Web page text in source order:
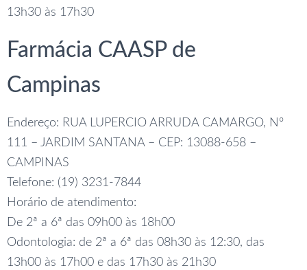
13h30 às 17h30
Farmácia CAASP de
Campinas
Endereço: RUA LUPERCIO ARRUDA CAMARGO, Nº
111 – JARDIM SANTANA – CEP: 13088-658 –
CAMPINAS
Telefone: (19) 3231-7844
Horário de atendimento:
De 2ª a 6ª das 09h00 às 18h00
Odontologia: de 2ª a 6ª das 08h30 às 12:30, das
13h00 às 17h00 e das 17h30 às 21h30